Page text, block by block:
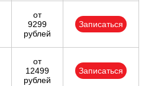
от
9299
рублей
Записаться
от
12499
рублей
Записаться